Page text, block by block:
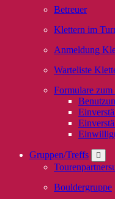
Betreuer
Klettern im
Anmeldung
Warteliste
Formulare
Gruppen/Treffs
Bouldergruppe